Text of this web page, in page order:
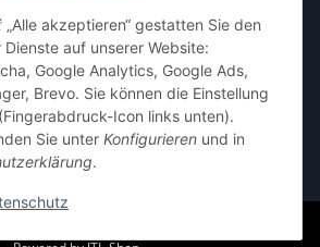
akzeptieren“ gestatten Sie den
auf unserer Website:
Google Analytics, Google Ads,
Brevo. Sie können die Einstellung
Icon links unten).
Sie unter Konfigurieren und in
.
USt., zzgl. Versand